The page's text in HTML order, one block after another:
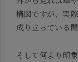
構図ですが、実
成り立っている関
そして何より印